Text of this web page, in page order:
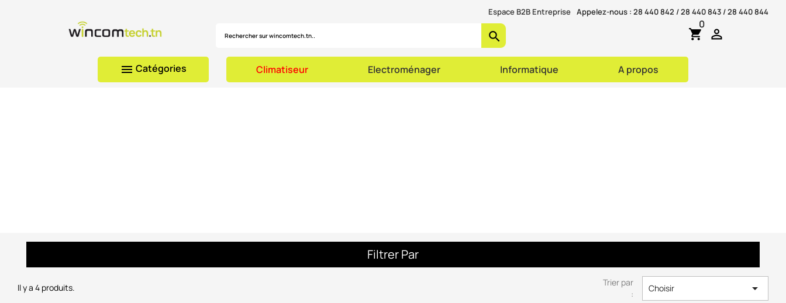
Espace B2B Entreprise Appelez-nous : 28 440 842 / 28 440 843 / 28 440 844
search 
shopping_cart
0
 Catégories Climatiseur Electroménager Informatique A propos
Filtrer Par
Il y a 4 produits.
Trier par
:
Choisir 